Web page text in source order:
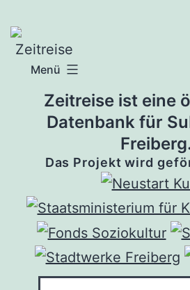
Inhalt
springen
Menü
Zeitreise ist eine
Datenbank für
Das Projekt wird